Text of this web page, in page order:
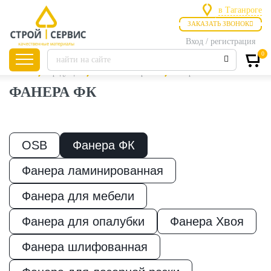
в Таганроге
в Ростове-
в Таганроге
ЗАКАЗАТЬ ЗВОНОК
Вход / регистрация
материалы
Утепление
Материалы для
отделки
0
Главная Продукция Листовые материалы Фанера ФК
ФАНЕРА ФК
OSB
Фанера ФК
Фанера ламинированная
Фанера для мебели
Фанера для опалубки
Фанера Хвоя
Фанера шлифованная